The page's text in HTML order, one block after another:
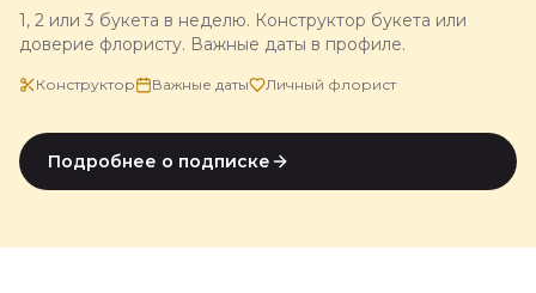
1, 2 или 3 букета в неделю. Конструктор букета или
доверие флористу. Важные даты в профиле.
Конструктор Важные даты Личный флорист
Подробнее о подписке